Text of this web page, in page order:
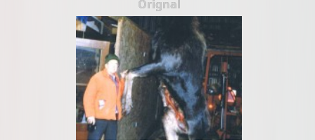
Orignal